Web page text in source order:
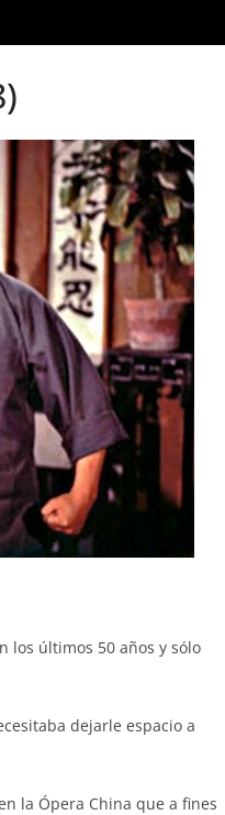
los últimos 50 años y sólo
dejarle espacio a
la Ópera China que a fines